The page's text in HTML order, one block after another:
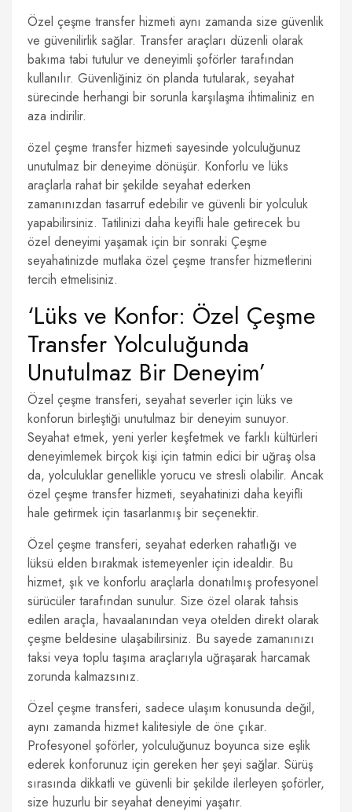
Özel çeşme transfer hizmeti aynı zamanda size güvenlik
ve güvenilirlik sağlar. Transfer araçları düzenli olarak
bakıma tabi tutulur ve deneyimli şoförler tarafından
kullanılır. Güvenliğiniz ön planda tutularak, seyahat
sürecinde herhangi bir sorunla karşılaşma ihtimaliniz en
aza indirilir.
özel çeşme transfer hizmeti sayesinde yolculuğunuz
unutulmaz bir deneyime dönüşür. Konforlu ve lüks
araçlarla rahat bir şekilde seyahat ederken
zamanınızdan tasarruf edebilir ve güvenli bir yolculuk
yapabilirsiniz. Tatilinizi daha keyifli hale getirecek bu
özel deneyimi yaşamak için bir sonraki Çeşme
seyahatinizde mutlaka özel çeşme transfer hizmetlerini
tercih etmelisiniz.
‘Lüks ve Konfor: Özel Çeşme
Transfer Yolculuğunda
Unutulmaz Bir Deneyim’
Özel çeşme transferi, seyahat severler için lüks ve
konforun birleştiği unutulmaz bir deneyim sunuyor.
Seyahat etmek, yeni yerler keşfetmek ve farklı kültürleri
deneyimlemek birçok kişi için tatmin edici bir uğraş olsa
da, yolculuklar genellikle yorucu ve stresli olabilir. Ancak
özel çeşme transfer hizmeti, seyahatinizi daha keyifli
hale getirmek için tasarlanmış bir seçenektir.
Özel çeşme transferi, seyahat ederken rahatlığı ve
lüksü elden bırakmak istemeyenler için idealdir. Bu
hizmet, şık ve konforlu araçlarla donatılmış profesyonel
sürücüler tarafından sunulur. Size özel olarak tahsis
edilen araçla, havaalanından veya otelden direkt olarak
çeşme beldesine ulaşabilirsiniz. Bu sayede zamanınızı
taksi veya toplu taşıma araçlarıyla uğraşarak harcamak
zorunda kalmazsınız.
Özel çeşme transferi, sadece ulaşım konusunda değil,
aynı zamanda hizmet kalitesiyle de öne çıkar.
Profesyonel şoförler, yolculuğunuz boyunca size eşlik
ederek konforunuz için gereken her şeyi sağlar. Sürüş
sırasında dikkatli ve güvenli bir şekilde ilerleyen şoförler,
size huzurlu bir seyahat deneyimi yaşatır.